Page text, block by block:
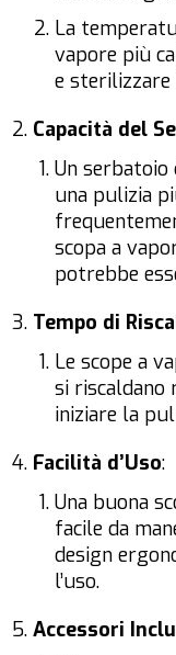
La
vapore più
e sterilizzare
Capacità del
Un
una pulizia
scopa a
potrebbe
Tempo di
Le scope a
si riscaldano
iniziare la
Facilità d’Uso:
Una buona
facile da
design
l’uso.
Accessori